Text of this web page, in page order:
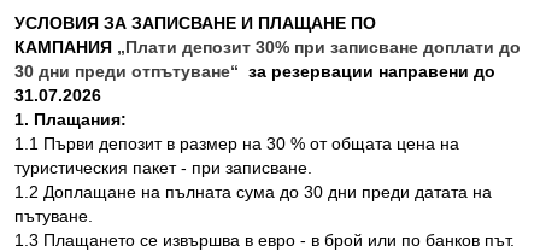
УСЛОВИЯ ЗА ЗАПИСВАНЕ И ПЛАЩАНЕ ПО
КАМПАНИЯ „Плати депозит 30% при записване доплати до
30 дни преди отпътуване“ за резервации направени до
31.07.2026
1. Плащания:
1.1 Първи депозит в размер на 30 % от общата цена на
туристическия пакет - при записване.
1.2 Доплащане на пълната сума до 30 дни преди датата на
пътуване.
1.3 Плащането се извършва в евро - в брой или по банков път.